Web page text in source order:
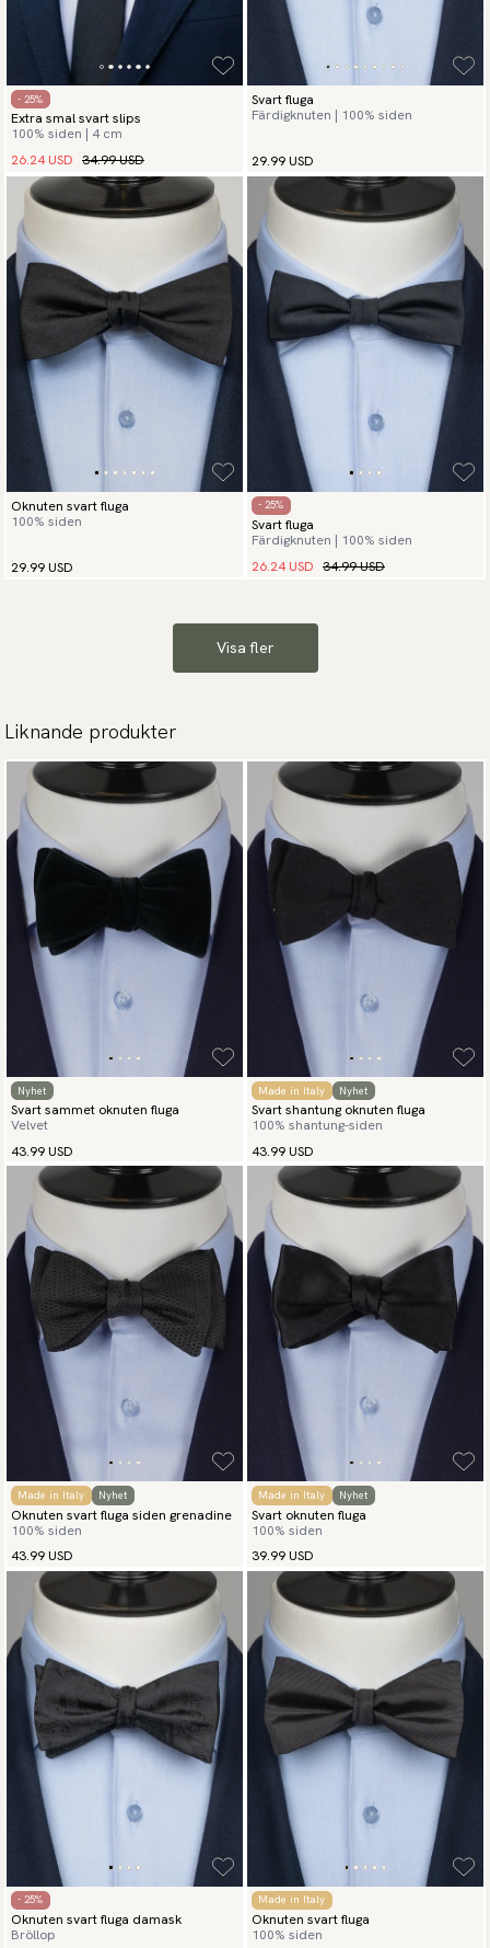
- 25%
Extra smal svart slips
100% siden | 4 cm
26.24 USD 34.99 USD
Svart fluga
Färdigknuten | 100% siden
29.99 USD
Oknuten svart fluga
100% siden
29.99 USD
- 25%
Svart fluga
Färdigknuten | 100% siden
26.24 USD 34.99 USD
Visa fler
Liknande produkter
Nyhet
Svart sammet oknuten fluga
Velvet
43.99 USD
Made in Italy Nyhet
Svart shantung oknuten fluga
100% shantung-siden
43.99 USD
Made in Italy Nyhet
Oknuten svart fluga siden grenadine
100% siden
43.99 USD
Made in Italy Nyhet
Svart oknuten fluga
100% siden
39.99 USD
- 25%
Oknuten svart fluga damask
Bröllop
Made in Italy
Oknuten svart fluga
100% siden